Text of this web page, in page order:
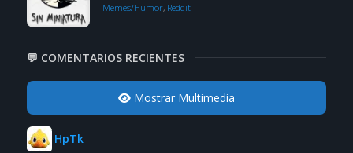
Memes/Humor, Reddit
💬 COMENTARIOS RECIENTES
Mostrar Multimedia
HpTk